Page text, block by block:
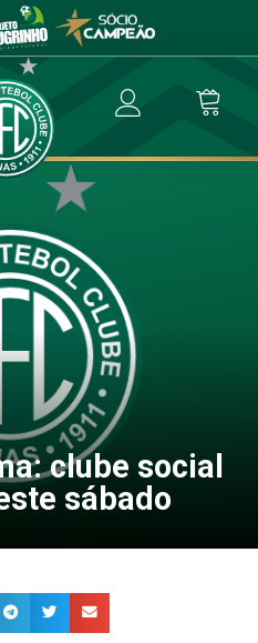
clube
neste
clube social fechado neste sábado
clube social
sábado